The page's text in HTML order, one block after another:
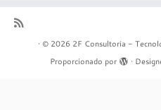
· © 2026 2F Consultoria -
Proporcionado por
·